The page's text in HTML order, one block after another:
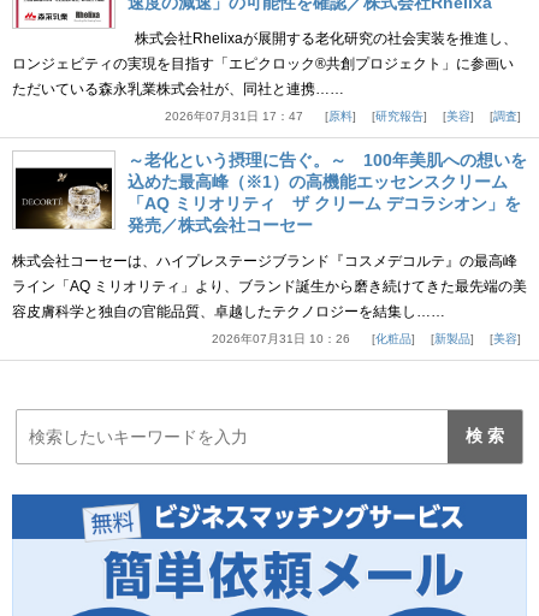
株式会社Rhelixaが展開する老化研究の社会実装を推進し、
ロンジェビティの実現を目指す「エピクロック®共創プロジェクト」に参画い
ただいている森永乳業株式会社が、同社と連携……
2026年07月31日 17：47 原料 研究報告 美容 調査
～老化という摂理に告ぐ。～ 100年美肌への想いを
込めた最高峰（※1）の高機能エッセンスクリーム
「AQ ミリオリティ ザ クリーム デコラシオン」を
発売／株式会社コーセー
株式会社コーセーは、ハイプレステージブランド『コスメデコルテ』の最高峰
ライン「AQ ミリオリティ」より、ブランド誕生から磨き続けてきた最先端の美
容皮膚科学と独自の官能品質、卓越したテクノロジーを結集し……
2026年07月31日 10：26 化粧品 新製品 美容